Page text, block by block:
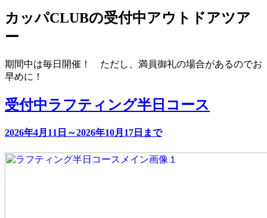
カッパCLUBの受付中アウトドアツア
ー
期間中は毎日開催！ ただし、満員御礼の場合があるのでお
早めに！
受付中ラフティング半日コース
2026年4月11日～2026年10月17日まで